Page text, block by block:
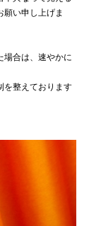
い申し上げま
場合は、速やかに
を整えております